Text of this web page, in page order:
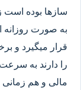
سازها بوده است
به صورت روزانه
قرار میگیرد و
را دارند به
مالی و هم